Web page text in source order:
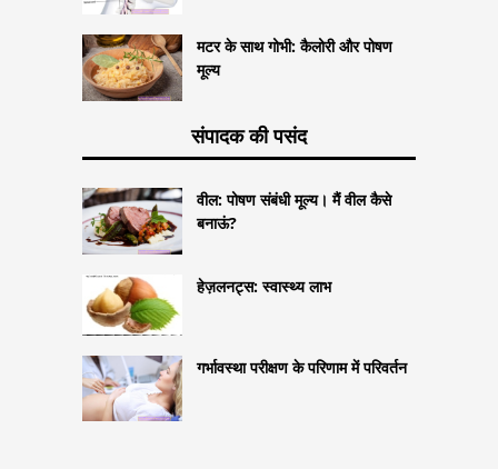
मटर के साथ गोभी: कैलोरी और पोषण
मूल्य
संपादक की पसंद
वील: पोषण संबंधी मूल्य। मैं वील कैसे
बनाऊं?
हेज़लनट्स: स्वास्थ्य लाभ
गर्भावस्था परीक्षण के परिणाम में परिवर्तन